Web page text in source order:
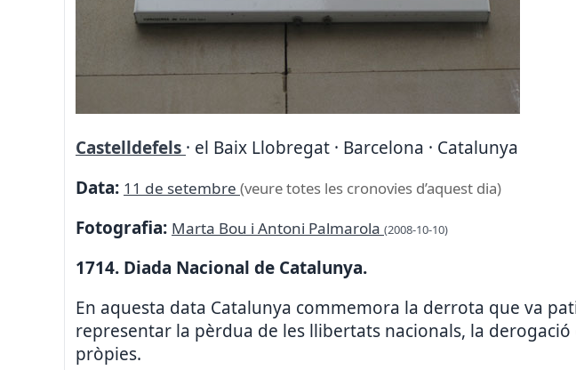
Castelldefels · el Baix Llobregat · Barcelona · Catalunya
Data: 11 de setembre (veure totes les cronovies d’aquest dia)
Fotografia: Marta Bou i Antoni Palmarola (2008-10-10)
1714. Diada Nacional de Catalunya.
En aquesta data Catalunya commemora la derrota que va
representar la pèrdua de les llibertats nacionals, la
pròpies.